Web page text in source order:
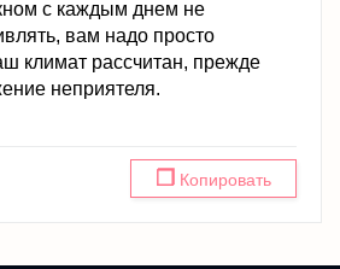
с каждым днем не
вам надо просто
климат рассчитан, прежде
неприятеля.
❐ Копировать